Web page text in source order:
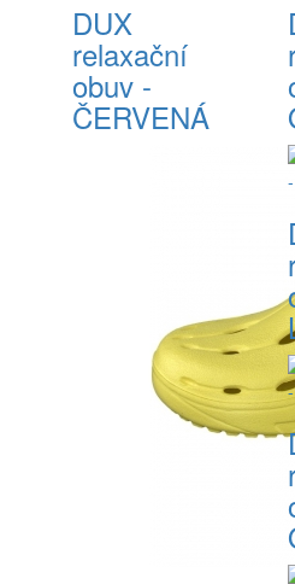
DUX
relaxační
obuv -
ČERVENÁ